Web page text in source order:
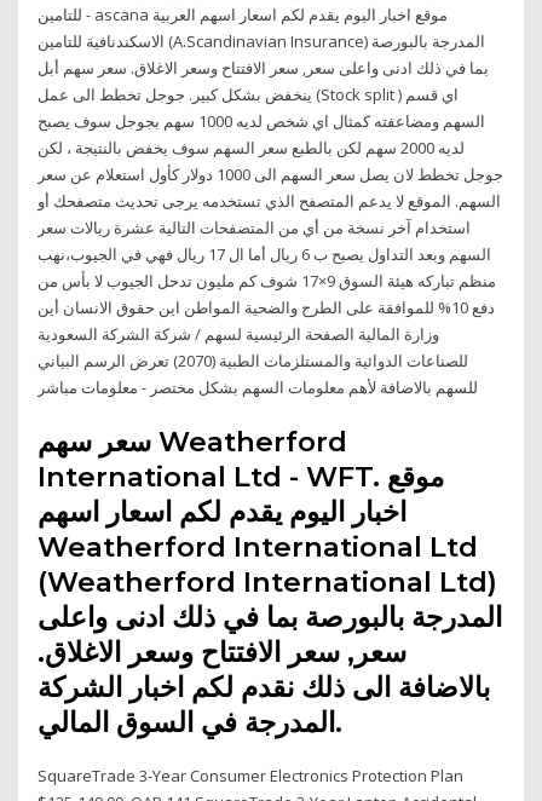
للتامين - ascana موقع اخبار اليوم يقدم لكم اسعار اسهم العربية
الاسكندنافية للتامين (A.Scandinavian Insurance) المدرجة بالبورصة
بما في ذلك ادنى واعلى سعر, سعر الافتتاح وسعر الاغلاق. سعر سهم أبل
ينخفض بشكل كبير. جوجل تخطط الى عمل (Stock split ) اي قسم
السهم ومضاعفته كمثال اي شخص لديه 1000 سهم بجوجل سوف يصبح
لديه 2000 سهم لكن بالطبع سعر السهم سوف يخفض بالنتيجة ، لكن
جوجل تخطط لان يصل سعر السهم الى 1000 دولار كأول استعلام عن سعر
السهم. الموقع لا يدعم المتصفح الذي تستخدمه يرجى تحديث متصفحك أو
استخدام آخر نسخة من أي من المتصفحات التالية عشرة ريالات سعر
السهم وبعد التداول يصبح ب 6 ريال أما ال 17 ريال فهي في الجيوب،نهب
منظم تباركه هيئة السوق 9×17 شوف كم مليون تدحل الجيوب لا بأس من
دفع 10% للموافقة على الطرح والضحية المواطن اين حقوق الانسان أين
وزارة المالية الصفحة الرئيسية لسهم / شركة الشركة السعودية
للصناعات الدوائية والمستلزمات الطبية (2070) تعرض الرسم البياني
للسهم بالاضافة لأهم معلومات السهم بشكل مختصر - معلومات مباشر
سعر سهم Weatherford
International Ltd - WFT. موقع
اخبار اليوم يقدم لكم اسعار اسهم
Weatherford International Ltd
(Weatherford International Ltd)
المدرجة بالبورصة بما في ذلك ادنى واعلى
سعر, سعر الافتتاح وسعر الاغلاق.
بالاضافة الى ذلك نقدم لكم اخبار الشركة
المدرجة في السوق المالي.
SquareTrade 3-Year Consumer Electronics Protection Plan